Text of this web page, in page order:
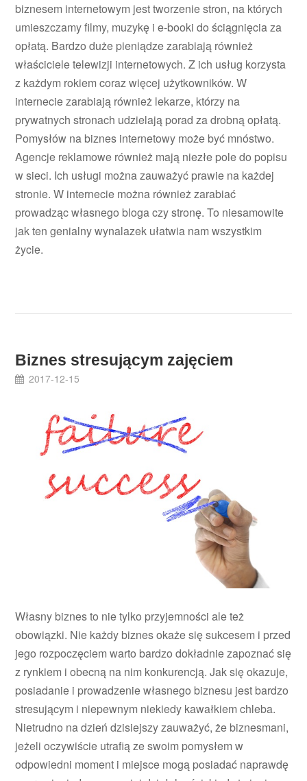
biznesem internetowym jest tworzenie stron, na których
umieszczamy filmy, muzykę i e-booki do ściągnięcia za
opłatą. Bardzo duże pieniądze zarabiają również
właściciele telewizji internetowych. Z ich usług korzysta
z każdym rokiem coraz więcej użytkowników. W
internecie zarabiają również lekarze, którzy na
prywatnych stronach udzielają porad za drobną opłatą.
Pomysłów na biznes internetowy może być mnóstwo.
Agencje reklamowe również mają niezłe pole do popisu
w sieci. Ich usługi można zauważyć prawie na każdej
stronie. W internecie można również zarabiać
prowadząc własnego bloga czy stronę. To niesamowite
jak ten genialny wynalazek ułatwia nam wszystkim
życie.
Biznes stresującym zajęciem
2017-12-15
Własny biznes to nie tylko przyjemności ale też
obowiązki. Nie każdy biznes okaże się sukcesem i przed
jego rozpoczęciem warto bardzo dokładnie zapoznać się
z rynkiem i obecną na nim konkurencją. Jak się okazuje,
posiadanie i prowadzenie własnego biznesu jest bardzo
stresującym i niepewnym niekiedy kawałkiem chleba.
Nietrudno na dzień dzisiejszy zauważyć, że biznesmani,
jeżeli oczywiście utrafią ze swoim pomysłem w
odpowiedni moment i miejsce mogą posiadać naprawdę